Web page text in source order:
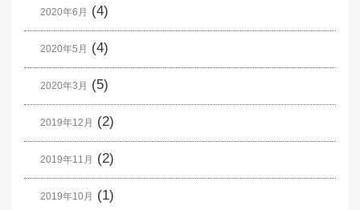
2020年6月 (4)
2020年5月 (4)
2020年3月 (5)
2019年12月 (2)
2019年11月 (2)
2019年10月 (1)